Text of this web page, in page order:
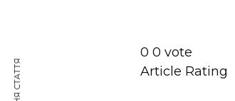
0 0 vote
Article Rating